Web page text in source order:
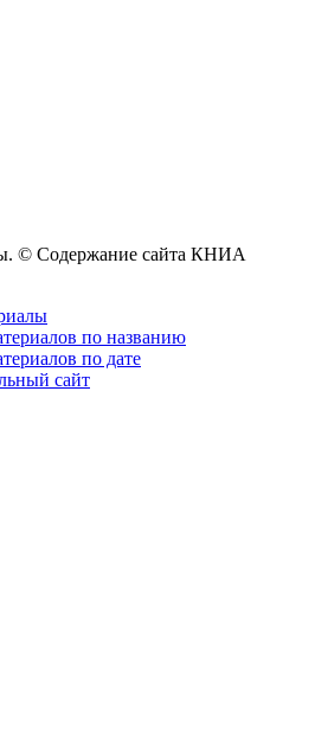
© Содержание сайта КНИА
по названию
по дате
сайт